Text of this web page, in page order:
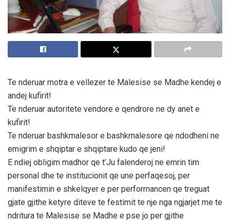
Te nderuar motra e vellezer te Malesise se Madhe kendej e
andej kufirit!
Te nderuar autoritete vendore e qendrore ne dy anet e
kufirit!
Te nderuar bashkmalesor e bashkmalesore qe ndodheni ne
emigrim e shqiptar e shqiptare kudo qe jeni!
E ndiej obligim madhor qe t’Ju falenderoj ne emrin tim
personal dhe te institucionit qe une perfaqesoj, per
manifestimin e shkelqyer e per performancen qe treguat
gjate gjithe ketyre diteve te festimit te nje nga ngjarjet me te
ndritura te Malesise se Madhe e pse jo per gjithe